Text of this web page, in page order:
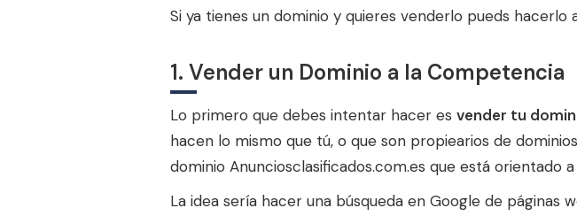
Si ya tienes un dominio y quieres venderlo pueds hacerlo
1. Vender un Dominio a la Competencia
Lo primero que debes intentar hacer es vender tu
hacen lo mismo que tú, o que son propiearios de
dominio Anunciosclasificados.com.es que está orientado
La idea sería hacer una búsqueda en Google de páginas